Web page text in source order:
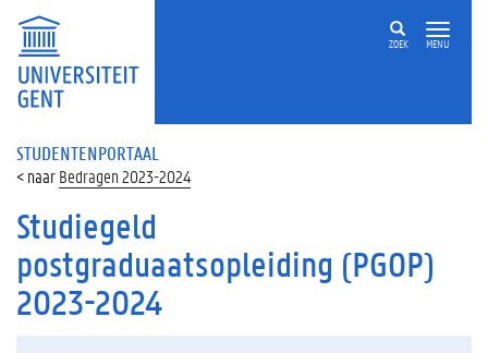
ZOEK MENU
STUDENTENPORTAAL
Bedragen 2023-2024
Studiegeld
postgraduaatsopleiding (PGOP)
2023-2024